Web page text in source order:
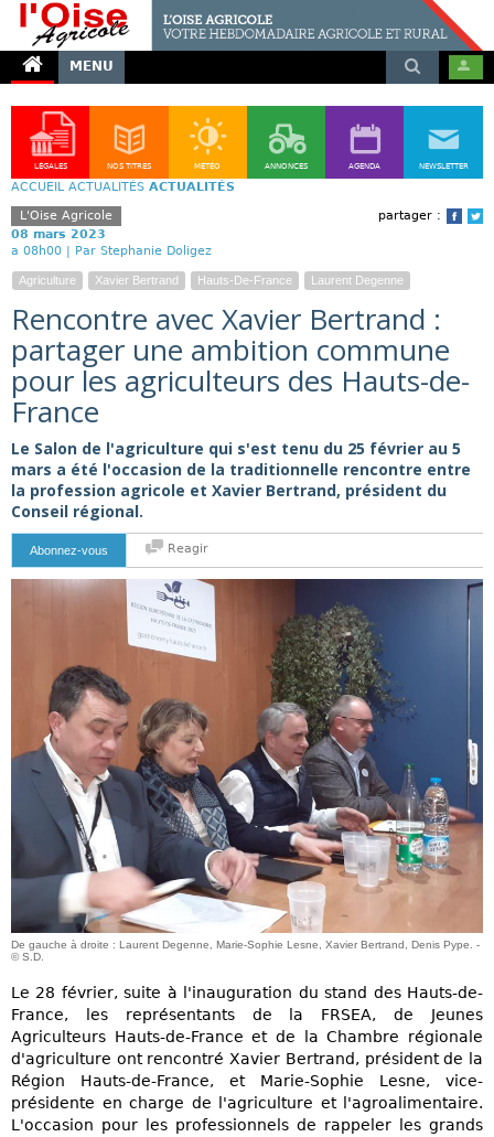
MENU
LÉGALES NOS TITRES MÉTÉO ANNONCES AGENDA NEWSLETTER
ACCUEIL ACTUALITÉS ACTUALITÉS
partager :
L'Oise Agricole
08 mars 2023
a 08h00 | Par Stephanie Doligez
Agriculture Xavier Bertrand Hauts-De-France Laurent Degenne
Rencontre avec Xavier Bertrand :
partager une ambition commune
pour les agriculteurs des Hauts-de-
France
Le Salon de l'agriculture qui s'est tenu du 25 février au 5
mars a été l'occasion de la traditionnelle rencontre entre
la profession agricole et Xavier Bertrand, président du
Conseil régional.
Abonnez-vous Reagir
De gauche à droite : Laurent Degenne, Marie-Sophie Lesne, Xavier Bertrand, Denis Pype. -
© S.D.
Le 28 février, suite à l'inauguration du stand des Hauts-de-
France, les représentants de la FRSEA, de Jeunes
Agriculteurs Hauts-de-France et de la Chambre régionale
d'agriculture ont rencontré Xavier Bertrand, président de la
Région Hauts-de-France, et Marie-Sophie Lesne, vice-
présidente en charge de l'agriculture et l'agroalimentaire.
L'occasion pour les professionnels de rappeler les grands